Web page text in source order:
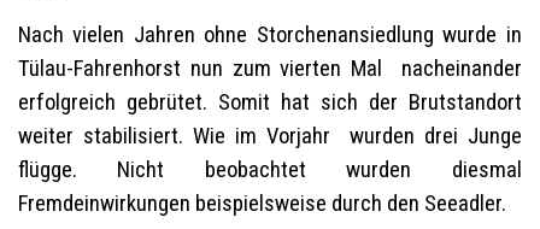
Nach vielen Jahren ohne Storchenansiedlung wurde in
Tülau-Fahrenhorst nun zum vierten Mal nacheinander
erfolgreich gebrütet. Somit hat sich der Brutstandort
weiter stabilisiert. Wie im Vorjahr wurden drei Junge
flügge. Nicht beobachtet wurden diesmal
Fremdeinwirkungen beispielsweise durch den Seeadler.